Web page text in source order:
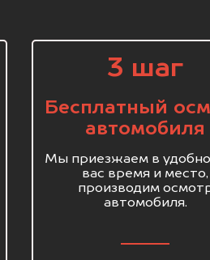
3 шаг
Бесплатный
автомобиля
Мы приезжаем в
вас время и место,
производим
автомобиля.